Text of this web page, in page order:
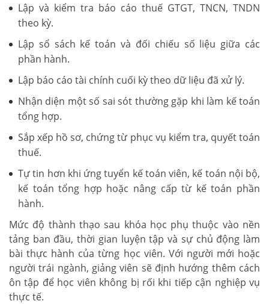
Lập và kiểm tra báo cáo thuế GTGT, TNCN, TNDN
theo kỳ.
Lập sổ sách kế toán và đối chiếu số liệu giữa các
phần hành.
Lập báo cáo tài chính cuối kỳ theo dữ liệu đã xử lý.
Nhận diện một số sai sót thường gặp khi làm kế toán
tổng hợp.
Sắp xếp hồ sơ, chứng từ phục vụ kiểm tra, quyết toán
thuế.
Tự tin hơn khi ứng tuyển kế toán viên, kế toán nội bộ,
kế toán tổng hợp hoặc nâng cấp từ kế toán phần
hành.
Mức độ thành thạo sau khóa học phụ thuộc vào nền
tảng ban đầu, thời gian luyện tập và sự chủ động làm
bài thực hành của từng học viên. Với người mới hoặc
người trái ngành, giảng viên sẽ định hướng thêm cách
ôn tập để học viên không bị rối khi tiếp cận nghiệp vụ
thực tế.